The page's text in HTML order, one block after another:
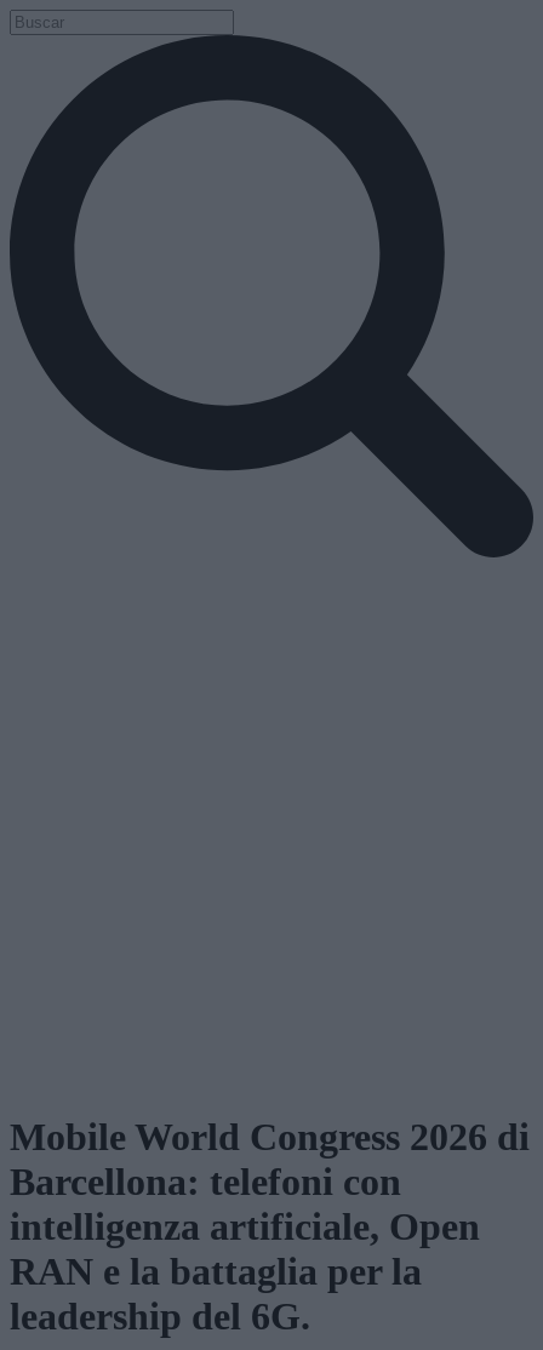
Mobile World Congress 2026 di
Barcellona: telefoni con
intelligenza artificiale, Open
RAN e la battaglia per la
leadership del 6G.